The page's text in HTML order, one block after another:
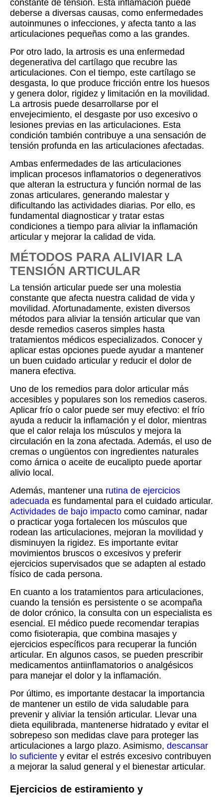
constante de tensión. Esta inflamación puede
deberse a diversas causas, como enfermedades
autoinmunes o infecciones, y afecta tanto a las
articulaciones pequeñas como a las grandes.
Por otro lado, la artrosis es una enfermedad
degenerativa del cartílago que recubre las
articulaciones. Con el tiempo, este cartílago se
desgasta, lo que produce fricción entre los huesos
y genera dolor, rigidez y limitación en la movilidad.
La artrosis puede desarrollarse por el
envejecimiento, el desgaste por uso excesivo o
lesiones previas en las articulaciones. Esta
condición también contribuye a una sensación de
tensión profunda en las articulaciones afectadas.
Ambas enfermedades de las articulaciones
implican procesos inflamatorios o degenerativos
que alteran la estructura y función normal de las
zonas articulares, generando malestar y
dificultando las actividades diarias. Por ello, es
fundamental diagnosticar y tratar estas
condiciones a tiempo para aliviar la inflamación
articular y mejorar la calidad de vida.
MÉTODOS PARA ALIVIAR LA
TENSIÓN ARTICULAR
La tensión articular puede ser una molestia
constante que afecta nuestra calidad de vida y
movilidad. Afortunadamente, existen diversos
métodos para aliviar la tensión articular que van
desde remedios caseros simples hasta
tratamientos médicos especializados. Conocer y
aplicar estas opciones puede ayudar a mantener
un buen cuidado articular y reducir el dolor de
manera efectiva.
Uno de los remedios para dolor articular más
accesibles y populares son los remedios caseros.
Aplicar frío o calor puede ser muy efectivo: el frío
ayuda a reducir la inflamación y el dolor, mientras
que el calor relaja los músculos y mejora la
circulación en la zona afectada. Además, el uso de
cremas o ungüentos con ingredientes naturales
como árnica o aceite de eucalipto puede aportar
alivio local.
Además, mantener una rutina de ejercicios
adecuada es fundamental para el cuidado articular.
Actividades de bajo impacto como caminar, nadar
o practicar yoga fortalecen los músculos que
rodean las articulaciones, mejoran la movilidad y
disminuyen la rigidez. Es importante evitar
movimientos bruscos o excesivos y preferir
ejercicios supervisados que se adapten al estado
físico de cada persona.
En cuanto a los tratamientos para articulaciones,
cuando la tensión es persistente o se acompaña
de dolor crónico, la consulta con un especialista es
esencial. El médico puede recomendar terapias
como fisioterapia, que combina masajes y
ejercicios específicos para recuperar la función
articular. En algunos casos, se pueden prescribir
medicamentos antiinflamatorios o analgésicos
para manejar el dolor y la inflamación.
Por último, es importante destacar la importancia
de mantener un estilo de vida saludable para
prevenir y aliviar la tensión articular. Llevar una
dieta equilibrada, mantenerse hidratado y evitar el
sobrepeso son medidas clave para proteger las
articulaciones a largo plazo. Asimismo, descansar
lo suficiente y evitar el estrés excesivo contribuyen
a mejorar la salud general y el bienestar articular.
Ejercicios de estiramiento y